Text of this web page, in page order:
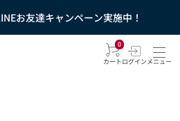
お友達キャンペーン実施中！
0
カートログインメニュー